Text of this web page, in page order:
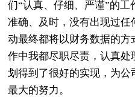
们“认真、仔细、严谨”的工
准确、及时，没有出现过
动最终都将以财务数据的
作中我都尽职尽责，认真
划得到了很好的实现，为
最大的努力。